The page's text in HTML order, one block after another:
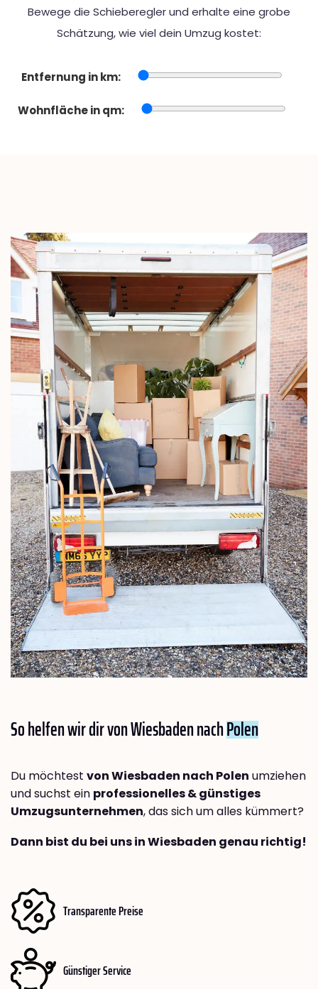
Bewege die Schieberegler und erhalte eine grobe
Schätzung, wie viel dein Umzug kostet:
Entfernung in km:
Wohnfläche in qm:
So helfen wir dir von Wiesbaden nachPolen
Du möchtest von Wiesbaden nach Polen umziehen
und suchst ein professionelles & günstiges
Umzugsunternehmen, das sich um alles kümmert?
Dann bist du bei uns in Wiesbaden genau richtig!
Transparente Preise
Günstiger Service